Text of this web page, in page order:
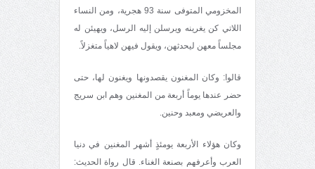
المخزومي المتوفى سنة 93 هجرية، ومن النساء
اللاتي كن يغرينه ويرسلن إليه الرسل، ويهيئن له
مجلساً معهن ليحدثهن، ويقول فيهن لاهياً متغزلاً.
قالوا: وكان المغنون يقصدونها ويغنون لها، حتى
حضر عندها يوماً أربعة من المغنين وهم ابن سريج
والعريضي ومعبد وحنين.
وكان هؤلاء الأربعة يومئذٍ أشهر المغنين في دنيا
العرب وأعرفهم بصنعة الغناء. قال رواة الحديث: